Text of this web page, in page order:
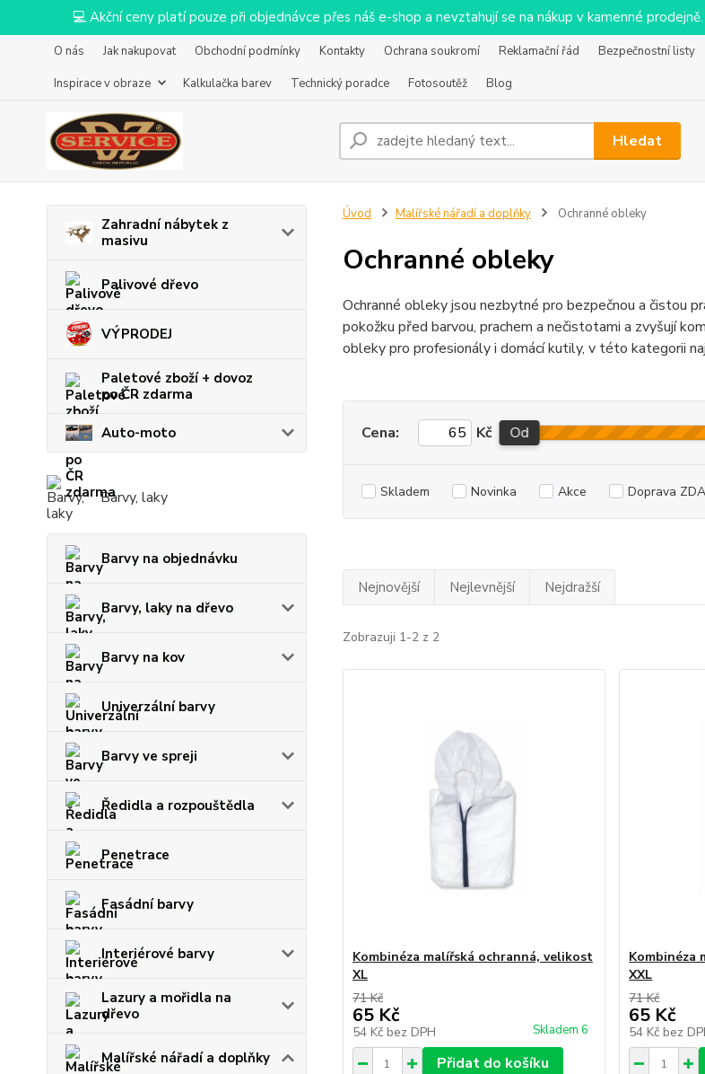
💻 Akční ceny platí pouze při objednávce přes náš e-shop a nevztahují se na nákup v kamenné
O nás Jak nakupovat Obchodní podmínky Kontakty Ochrana soukromí Reklamační řád Bezpečnostní listy
Inspirace v obraze
Kalkulačka barev Technický poradce Fotosoutěž Blog
Hledat
Zahradní nábytek z
masivu
Palivové dřevo
VÝPRODEJ
Paletové zboží + dovoz
po ČR zdarma
Auto-moto
Barvy, laky
Barvy na objednávku
Barvy, laky na dřevo
Barvy na kov
Univerzální barvy
Barvy ve spreji
Ředidla a rozpouštědla
Penetrace
Fasádní barvy
Interiérové barvy
Lazury a mořidla na
dřevo
Malířské nářadí a doplňky
Úvod Malířské nářadí a doplňky Ochranné obleky
Ochranné obleky
Ochranné obleky jsou nezbytné pro bezpečnou a čistou
pokožku před barvou, prachem a nečistotami a zvyšují
obleky pro profesionály i domácí kutily, v této kategorii
Cena: Kč Od
Skladem Novinka Akce Doprava
Nejnovější Nejlevnější Nejdražší
Zobrazuji 1-2 z 2
Kombinéza malířská ochranná, velikost
XL
71 Kč
65 Kč
54 Kč bez DPH Skladem 6
Přidat do košíku
Kombinéza
XXL
71 Kč
65 Kč
54 Kč bez